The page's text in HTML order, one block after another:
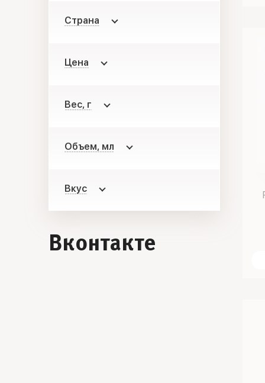
Страна
Цена
Вес, г
Объем, мл
Вкус
Вконтакте